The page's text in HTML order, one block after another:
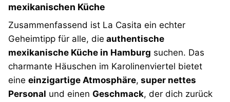
mexikanischen Küche
Zusammenfassend ist La Casita ein echter
Geheimtipp für alle, die authentische
mexikanische Küche in Hamburg suchen. Das
charmante Häuschen im Karolinenviertel bietet
eine einzigartige Atmosphäre, super nettes
Personal und einen Geschmack, der dich zurück